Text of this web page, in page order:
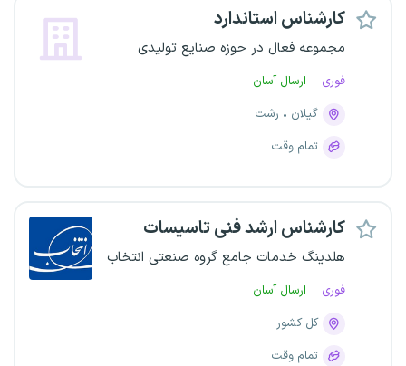
کارشناس استاندارد
مجموعه فعال در حوزه صنایع تولیدی
فوری
ارسال آسان
گیلان
رشت
تمام وقت
کارشناس ارشد فنی تاسیسات
هلدینگ خدمات جامع گروه صنعتی انتخاب
فوری
ارسال آسان
کل کشور
تمام وقت